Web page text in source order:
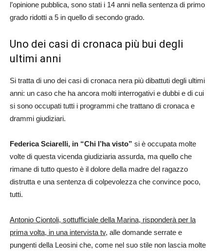
l’opinione pubblica, sono stati i 14 anni nella sentenza di primo
grado ridotti a 5 in quello di secondo grado.
Uno dei casi di cronaca più bui degli
ultimi anni
Si tratta di uno dei casi di cronaca nera più dibattuti degli ultimi
anni: un caso che ha ancora molti interrogativi e dubbi e di cui
si sono occupati tutti i programmi che trattano di cronaca e
drammi giudiziari.
Federica Sciarelli, in “Chi l’ha visto” si è occupata molte
volte di questa vicenda giudiziaria assurda, ma quello che
rimane di tutto questo è il dolore della madre del ragazzo
distrutta e una sentenza di colpevolezza che convince poco,
tutti.
Antonio Ciontoli, sottufficiale della Marina, risponderà per la
prima volta, in una intervista tv, alle domande serrate e
pungenti della Leosini che, come nel suo stile non lascia molte